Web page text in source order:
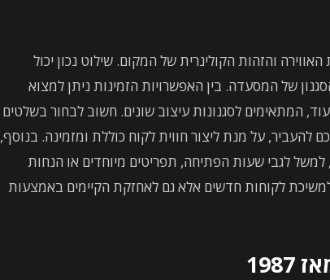
והזהות הקולינרית של המקום. שילוט נכון יכול
של המסעדה. בין האפשרויות הזמינות ניתן למצוא
המתאימים לסגנונות עיצוב שונים. חשוב לבחור בשלטים
על מנת ליצור חווית לקוח כוללת ומזמינה. בנוסף,
למשל לגבי שעות הפתיחה, תפריטים מיוחדים או הנחות
לקוחות חדשים אלא גם לאחזקת הקיימים באמצעות